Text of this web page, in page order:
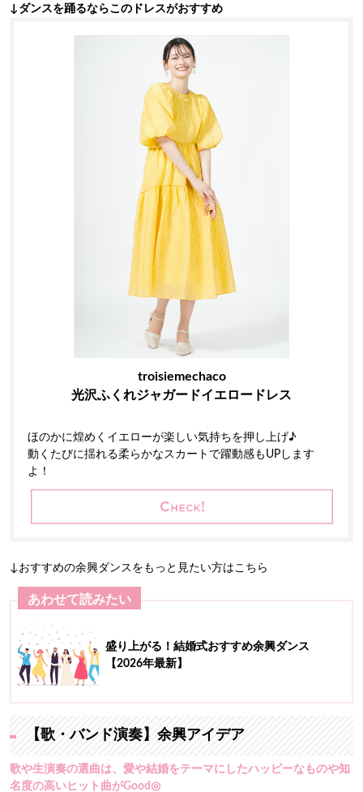
↓ダンスを踊るならこのドレスがおすすめ
troisiemechaco
光沢ふくれジャガードイエロードレス
ほのかに煌めくイエローが楽しい気持ちを押し上げ♪
動くたびに揺れる柔らかなスカートで躍動感もUPします
よ！
↓おすすめの余興ダンスをもっと見たい方はこちら
あわせて読みたい
盛り上がる！結婚式おすすめ余興ダンス
【2026年最新】
【歌・バンド演奏】余興アイデア
歌や生演奏の選曲は、愛や結婚をテーマにしたハッピーなものや知
名度の高いヒット曲がGood◎